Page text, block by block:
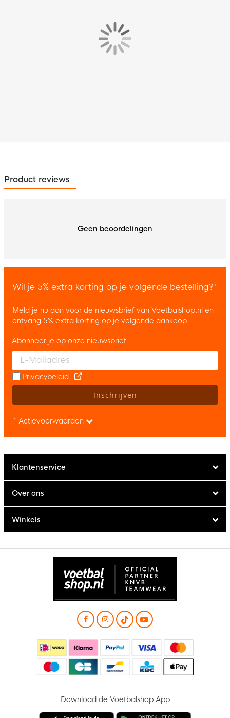
Product reviews
Geen beoordelingen
Wil je 5% extra korting op je volgende bestelling?*
Meld je nu aan voor de nieuwsbrief van Voetbalshop.nl en
ontvang 5% extra korting op je volgende aankoop.
Enter your email and accept the privacy policy to subscribe to
Abonneer je op onze nieuwsbrief
Privacybeleid
Inschrijven
* Actievoorwaarden
Klantenservice
Over ons
Winkels
Download de Voetbalshop App